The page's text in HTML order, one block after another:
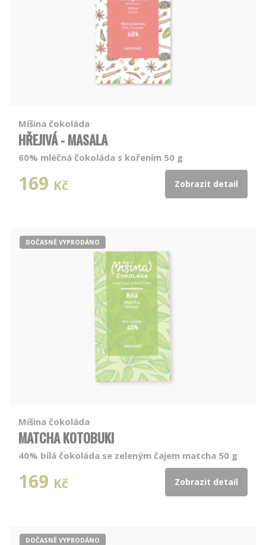
Míšina čokoláda
HŘEJIVÁ - MASALA
60% mléčná čokoláda s kořením 50 g
169 Kč Zobrazit detail
DOČASNĚ VYPRODÁNO
Míšina čokoláda
MATCHA KOTOBUKI
40% bílá čokoláda se zeleným čajem matcha 50 g
169 Kč Zobrazit detail
DOČASNĚ VYPRODÁNO